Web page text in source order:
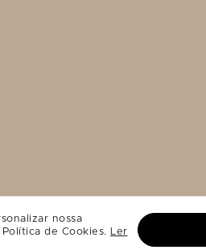
nossa
de Cookies. Ler